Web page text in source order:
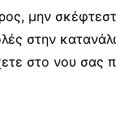
μην
στην
στο νου σας